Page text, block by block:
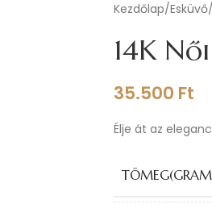
Kezdőlap Esküvő
14K
35.500 Ft
Élje át az